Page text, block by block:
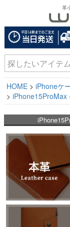
革
HOME
iPhoneケ
iPhone15ProMax